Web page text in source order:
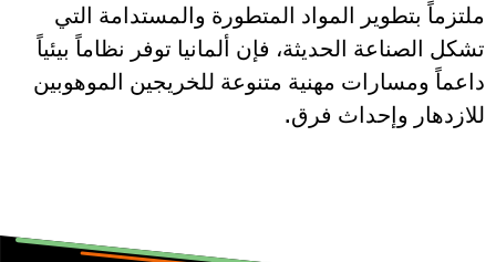
ملتزماً بتطوير المواد المتطورة والمستدامة التي
تشكل الصناعة الحديثة، فإن ألمانيا توفر نظاماً بيئياً
داعماً ومسارات مهنية متنوعة للخريجين الموهوبين
للازدهار وإحداث فرق.